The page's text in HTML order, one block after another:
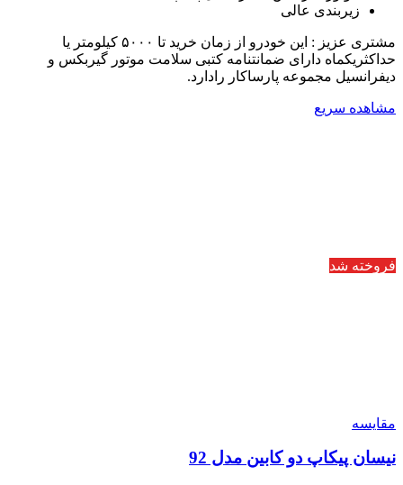
زیربندی عالی
مشتری عزیز : این خودرو از زمان خرید تا ۵۰۰۰ کیلومتر یا
حداکثریکماه دارای ضمانتنامه کتبی سلامت موتور گیربکس و
دیفرانسیل مجموعه پارساکار رادارد.
مشاهده سریع
فروخته شد
مقایسه
نیسان پیکاپ دو کابین مدل 92